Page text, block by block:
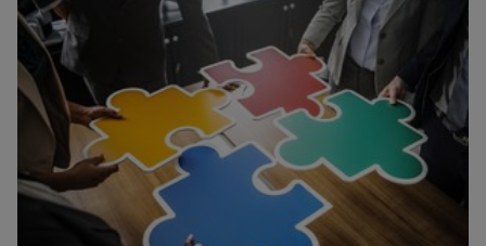
возрасту, опыту и проч. не соответствуют
занимаемой должности.